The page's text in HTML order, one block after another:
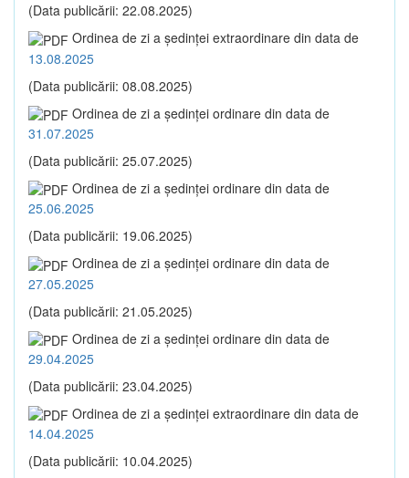
(Data publicării: 22.08.2025)
Ordinea de zi a şedinţei extraordinare din data de
13.08.2025
(Data publicării: 08.08.2025)
Ordinea de zi a şedinţei ordinare din data de
31.07.2025
(Data publicării: 25.07.2025)
Ordinea de zi a şedinţei ordinare din data de
25.06.2025
(Data publicării: 19.06.2025)
Ordinea de zi a şedinţei ordinare din data de
27.05.2025
(Data publicării: 21.05.2025)
Ordinea de zi a şedinţei ordinare din data de
29.04.2025
(Data publicării: 23.04.2025)
Ordinea de zi a şedinţei extraordinare din data de
14.04.2025
(Data publicării: 10.04.2025)